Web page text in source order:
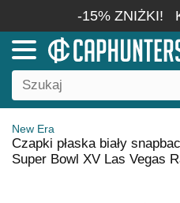
-15% ZNIŻKI!
New Era
Czapki płaska biały
Super Bowl XV Las Vegas